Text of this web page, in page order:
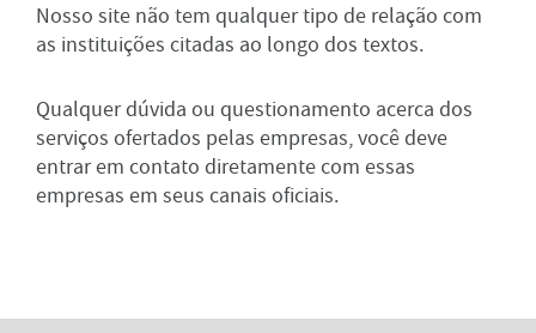
Nosso site não tem qualquer tipo de relação com
as instituições citadas ao longo dos textos.
Qualquer dúvida ou questionamento acerca dos
serviços ofertados pelas empresas, você deve
entrar em contato diretamente com essas
empresas em seus canais oficiais.